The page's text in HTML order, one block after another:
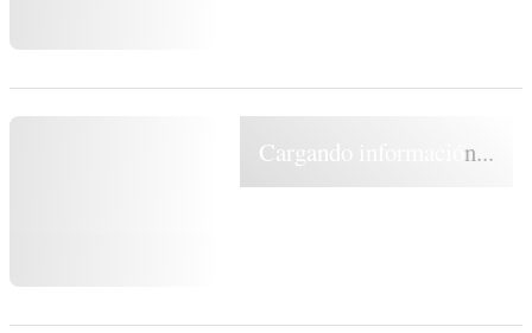
Cargando información...